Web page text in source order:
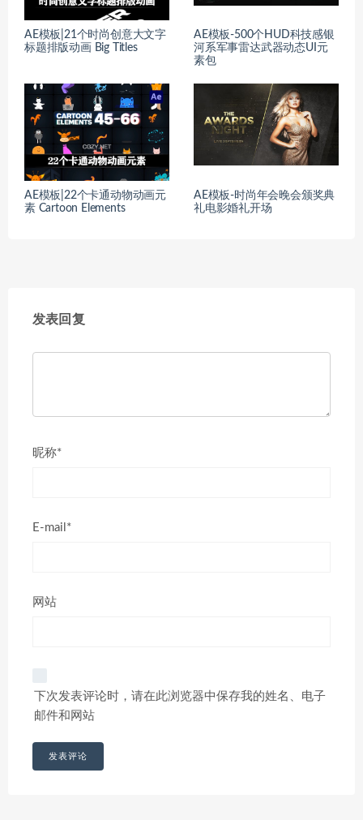
AE模板|21个时尚创意大文字
标题排版动画 Big Titles
AE模板-500个HUD科技感银
河系军事雷达武器动态UI元
素包
AE模板|22个卡通动物动画元
素 Cartoon Elements
AE模板-时尚年会晚会颁奖典
礼电影婚礼开场
发表回复
昵称*
E-mail*
网站
下次发表评论时，请在此浏览器中保存我的姓名、电子
邮件和网站